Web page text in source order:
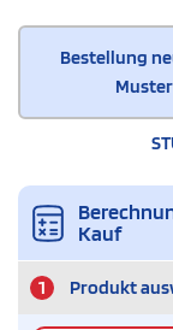
Bestellung
Muster
Kauf
1 Produkt